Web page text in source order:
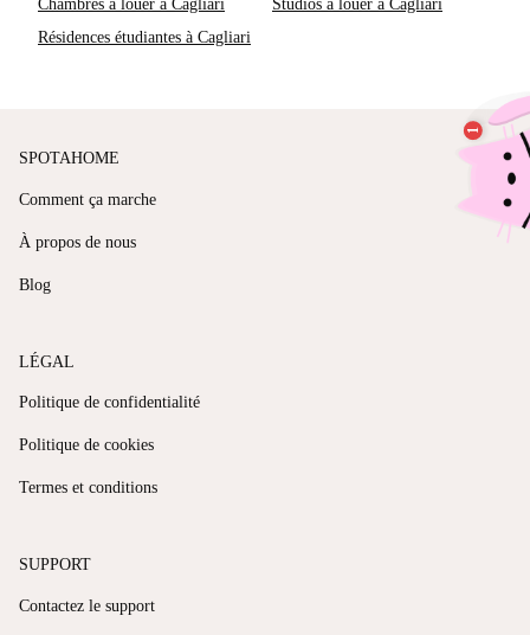
Chambres à louer à Cagliari
Studios à louer à Cagliari
Résidences étudiantes à Cagliari
SPOTAHOME
Comment ça marche
À propos de nous
Blog
LÉGAL
Politique de confidentialité
Politique de cookies
Termes et conditions
SUPPORT
Contactez le support